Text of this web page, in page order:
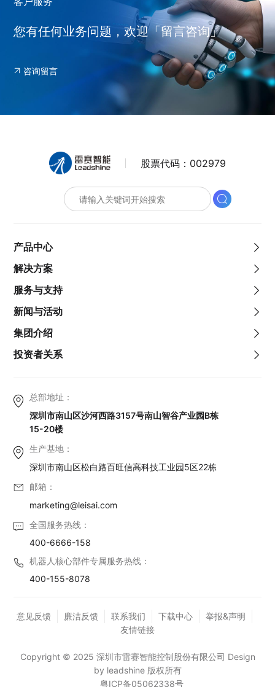
您有任何业务问题，欢迎「留言咨询」
咨询留言
股票代码： 002979
总部地址：
深圳市南山区沙河西路3157号南山智谷产业园B栋
15-20楼
生产基地：
深圳市南山区松白路百旺信高科技工业园5区22栋
邮箱：
marketing@leisai.com
全国服务热线：
400-6666-158
机器人核心部件专属服务热线：
400-155-8078
产品中心
解决方案
服务与支持
新闻与活动
集团介绍
投资者关系
意见反馈 廉洁反馈 联系我们 下载中心
举报&声明
友情链接
Copyright © 2025 深圳市雷赛智能控制股份有限公司 Design
by leadshine 版权所有
粤ICP备05062338号